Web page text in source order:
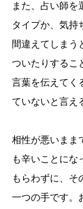
また、占い師を
タイプか、気持
間違えてしまう
ついたりするこ
言葉を伝えてく
ていないと言え
相性が悪いまま
も辛いことにな
もらわずに、そ
一つの手です。